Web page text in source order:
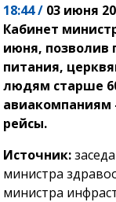
18:44 / 03 июня
Кабинет
июня, позволив
питания,
людям старше
авиакомпаниям
рейсы.
Источник:
министра
министра